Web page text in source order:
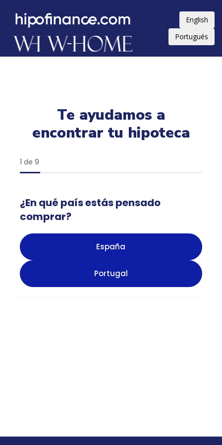
English
Portugués